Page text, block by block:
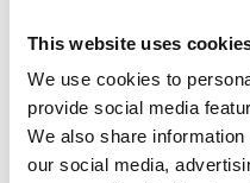
This website uses
We use cookies to
provide social media
We also share
our social media,